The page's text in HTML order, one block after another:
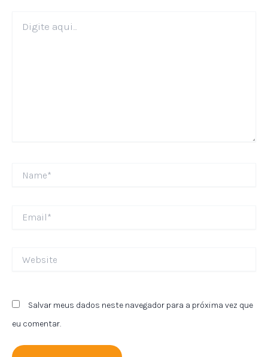
aqui...
Salvar meus dados neste navegador para a próxima vez que
eu comentar.